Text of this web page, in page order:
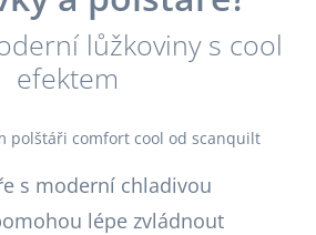
lůžkoviny s cool
efektem
s moderní chladivou
lépe zvládnout